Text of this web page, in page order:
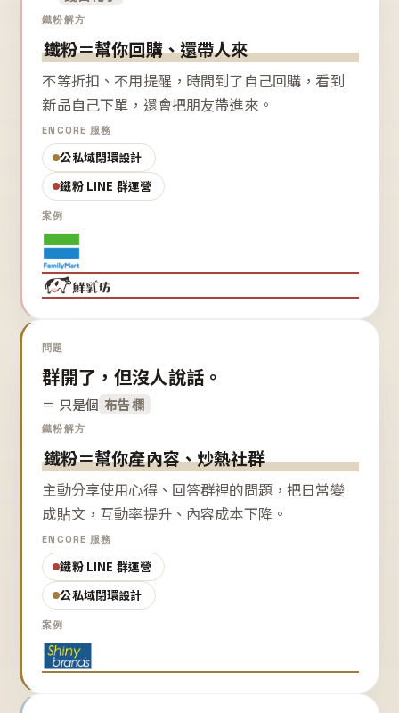
鐵粉解方
鐵粉＝幫你回購、還帶人來
不等折扣、不用提醒，時間到了自己回購，看到
新品自己下單，還會把朋友帶進來。
ENCORE 服務
公私域閉環設計
鐵粉 LINE 群運營
案例
問題
群開了，但沒人說話。
＝ 只是個 布告欄
鐵粉解方
鐵粉＝幫你產內容、炒熱社群
主動分享使用心得、回答群裡的問題，把日常變
成貼文，互動率提升、內容成本下降。
ENCORE 服務
鐵粉 LINE 群運營
公私域閉環設計
案例